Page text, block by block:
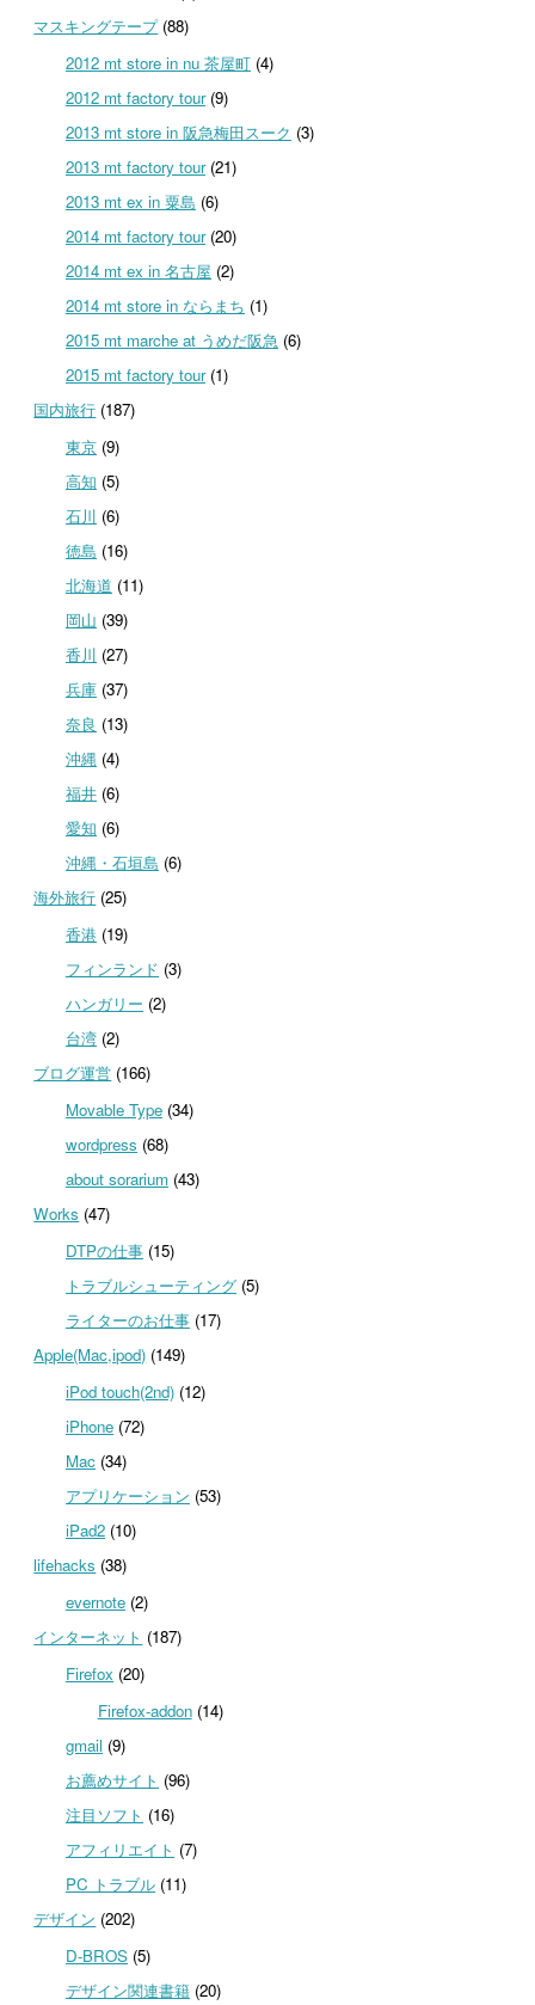
マスキングテープ(88)
2012 mt store in nu 茶屋町(4)
2012 mt factory tour(9)
2013 mt store in 阪急梅田スーク (3)
2013 mt factory tour(21)
2013 mt ex in 粟島 (6)
2014 mt factory tour(20)
2014 mt ex in 名古屋 (2)
2014 mt store in ならまち (1)
2015 mt marche at うめだ阪急 (6)
2015 mt factory tour(1)
国内旅行 (187)
東京(9)
高知 (5)
石川 (6)
徳島 (16)
北海道 (11)
岡山 (39)
香川 (27)
兵庫(37)
奈良 (13)
沖縄(4)
福井(6)
愛知 (6)
沖縄・石垣島 (6)
海外旅行 (25)
香港(19)
フィンランド (3)
ハンガリー (2)
台湾(2)
ブログ運営 (166)
Movable Type(34)
wordpress (68)
about sorarium(43)
Works (47)
DTPの仕事(15)
トラブルシューティング(5)
ライターのお仕事(17)
Apple(Mac,ipod) (149)
iPod touch(2nd)(12)
iPhone(72)
Mac(34)
アプリケーション (53)
iPad2(10)
lifehacks (38)
evernote(2)
インターネット (187)
Firefox (20)
Firefox-addon(14)
gmail (9)
お薦めサイト (96)
注目ソフト (16)
アフィリエイト (7)
PC トラブル(11)
デザイン (202)
D-BROS(5)
デザイン関連書籍(20)